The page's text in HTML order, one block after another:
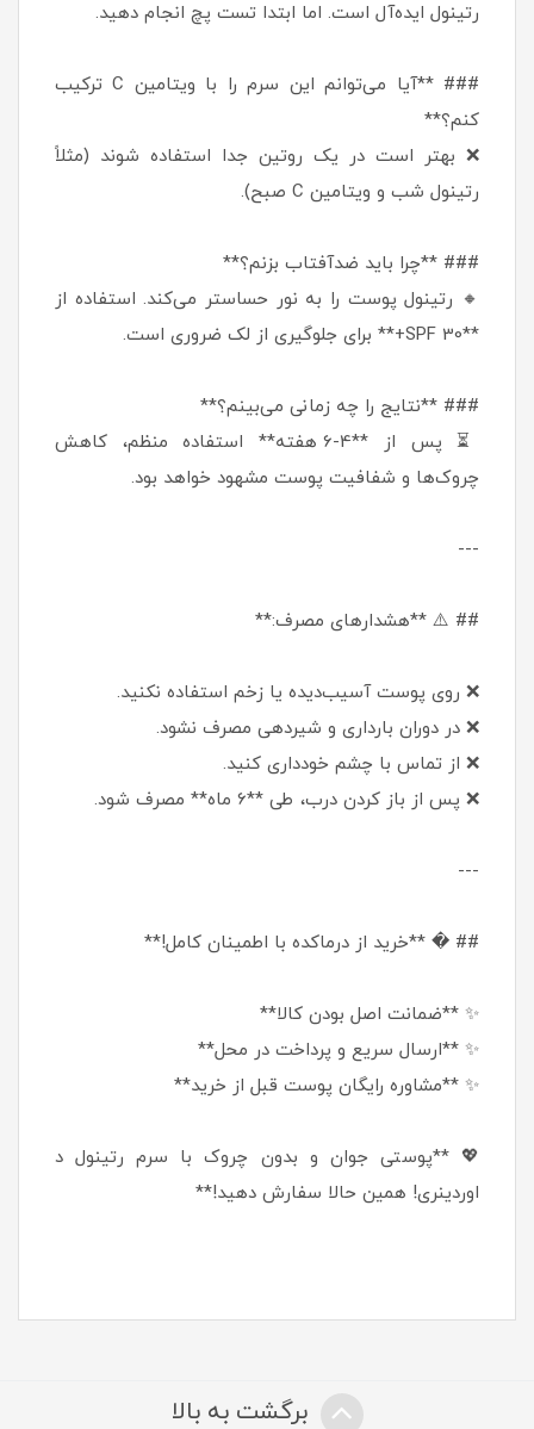
رتینول ایده‌آل است. اما ابتدا تست پچ انجام دهید.
### **آیا می‌توانم این سرم را با ویتامین C ترکیب
کنم؟**
❌ بهتر است در یک روتین جدا استفاده شوند (مثلاً
رتینول شب و ویتامین C صبح).
### **چرا باید ضدآفتاب بزنم؟**
🔸 رتینول پوست را به نور حساستر می‌کند. استفاده از
**SPF 30+** برای جلوگیری از لک ضروری است.
### **نتایج را چه زمانی می‌بینم؟**
⏳ پس از **4-6 هفته** استفاده منظم، کاهش
چروک‌ها و شفافیت پوست مشهود خواهد بود.
---
## ⚠️ **هشدارهای مصرف:**
❌ روی پوست آسیب‌دیده یا زخم استفاده نکنید.
❌ در دوران بارداری و شیردهی مصرف نشود.
❌ از تماس با چشم خودداری کنید.
❌ پس از باز کردن درب، طی **6 ماه** مصرف شود.
---
## � **خرید از درماکده با اطمینان کامل!**
✨ **ضمانت اصل بودن کالا**
✨ **ارسال سریع و پرداخت در محل**
✨ **مشاوره رایگان پوست قبل از خرید**
💖 **پوستی جوان و بدون چروک با سرم رتینول د
اوردینری! همین حالا سفارش دهید!**
برگشت به بالا